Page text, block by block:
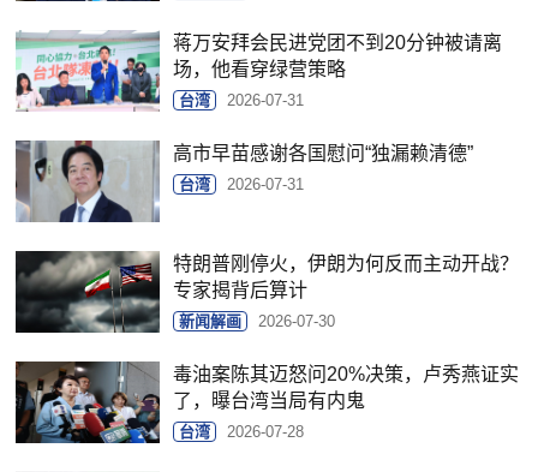
蒋万安拜会民进党团不到20分钟被请离
场，他看穿绿营策略
台湾 2026-07-31
高市早苗感谢各国慰问“独漏赖清德”
台湾 2026-07-31
特朗普刚停火，伊朗为何反而主动开战？
专家揭背后算计
新闻解画 2026-07-30
毒油案陈其迈怒问20%决策，卢秀燕证实
了，曝台湾当局有内鬼
台湾 2026-07-28